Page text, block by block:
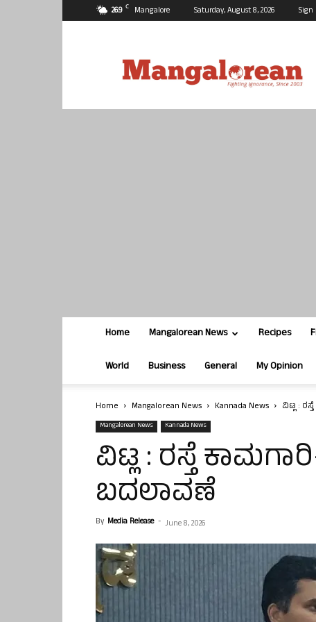
26.9 C Mangalore Saturday, August 8, 2026
Home Mangalorean News Recipes
World Business General My Opinion
Home Mangalorean News Kannada News ವಿಟ್ಲ :
Mangalorean News Kannada News
ವಿಟ್ಲ : ರಸ್ತೆ
ಬದಲಾವಣೆ
By Media Release - June 8, 2026